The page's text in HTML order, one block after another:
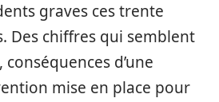
graves ces trente
Des chiffres qui semblent
d’une
mise en place pour